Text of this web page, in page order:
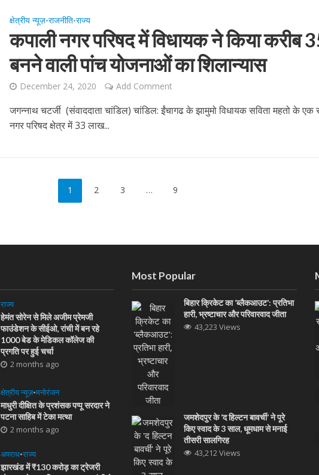
क्षेत्रीय न्यूज़•राजनीति•राज्य
कपाली नगर परिषद में विधायक ने किया करीब
बनने वाली पांच योजनाओं का शिलान्यास
December 24, 2020 Add Comment
जगन्नाथ चटर्जी (संवाददाता चांडिल) चांडिल: ईंचागढ के झामुमो विधायक सविता महतो के एक
नगर परिषद क्षेत्र में 33 लाख...
1 2 3 … 9
राज्य
हेमंत सोरेन से मिले अजीम प्रेमजी
फाउंडेशन के सीईओ, रांची में बन रहे
1000 बेड के मेडिकल कॉलेज की
प्रगति पर हुई चर्चा
2 months ago
क्षेत्रीय न्यूज़•मनोरंजन
माधुरी दीक्षित के प्रशंसक पप्पू सरदार ने
पटना साहिब में टेका मत्था
2 months ago
अपराध•राज्य
झारखंड में ₹130 करोड़ का ट्रेजरी
Most Popular
बिहार क्रिकेट का ‘ब्लैकआउट’: प्रतिभा
हारी, भ्रष्टाचार और परिवारवाद जीता
43,223 Views
जमशेदपुर के ‘द हिल्टन बावर्ची’ ने पूरे
किए स्वाद के 3 साल, धूमधाम से मनाई
तीसरी सालगिरह
43,212 Views